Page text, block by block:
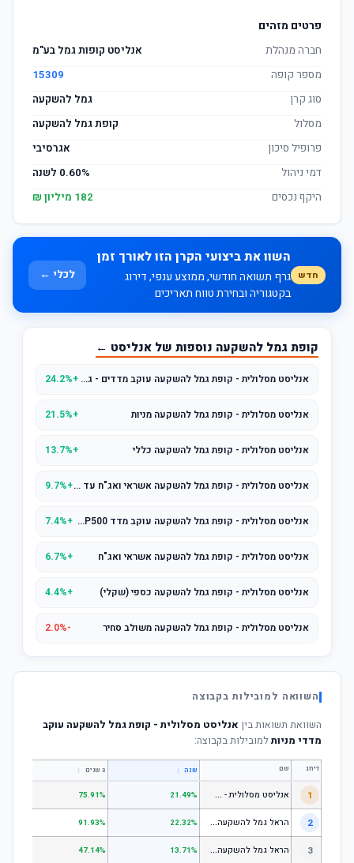
פרטים מזהים
חברה מנהלת
אנליסט קופות גמל בע"מ
מספר קופה
15309
סוג קרן
גמל להשקעה
מסלול
קופת גמל להשקעה
פרופיל סיכון
אגרסיבי
דמי ניהול
0.60% לשנה
היקף נכסים
182 מיליון ₪
חדש
השוו את ביצועי הקרן הזו לאורך זמן
גרף תשואה חודשי, ממוצע ענפי, דירוג
בקטגוריה ובחירת טווח תאריכים
לכלי ←
קופת גמל להשקעה נוספות של אנליסט ←
אנליסט מסלולית - קופת גמל להשקעה עוקב מדדים - גמיש +24.2%
אנליסט מסלולית - קופת גמל להשקעה מניות +21.5%
אנליסט מסלולית - קופת גמל להשקעה כללי +13.7%
אנליסט מסלולית - קופת גמל להשקעה אשראי ואג"ח עד 25% מניות+9.7%
אנליסט מסלולית - קופת גמל להשקעה עוקב מדד S&P500 +7.4%
אנליסט מסלולית - קופת גמל להשקעה אשראי ואג"ח +6.7%
אנליסט מסלולית - קופת גמל להשקעה כספי (שקלי) +4.4%
אנליסט מסלולית - קופת גמל להשקעה משולב סחיר -2.0%
השוואה למובילות בקבוצה
השוואת תשואות בין אנליסט מסלולית - קופת גמל להשקעה עוקב
מדדי מניותלמובילות בקבוצה:
דירוג שם שנה ↕ 3 שנים ↕
1 א
נליסט מסלולית - קופת גמל להשקעה מניות 21.49%
75.91%
2 ה
ראל גמל להשקעה מניות 22.32%
91.93%
3 ה
ראל גמל להשקעה כללי 13.71%
47.14%